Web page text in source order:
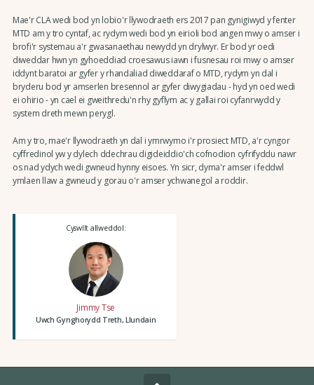
Mae'r CLA wedi bod yn lobïo'r llywodraeth ers 2017 pan gynigiwyd y fenter
MTD am y tro cyntaf, ac rydym wedi bod yn eirioli bod angen mwy o amser i
brofi'r systemau a'r gwasanaethau newydd yn drylwyr. Er bod yr oedi
diweddar hwn yn gyhoeddiad croesawus iawn i fusnesau roi mwy o amser
iddynt baratoi ar gyfer y rhandaliad diweddaraf o MTD, rydym yn dal i
bryderu bod yr amserlen bresennol ar gyfer diwygiadau - hyd yn oed wedi
ei ohirio - yn cael ei gweithredu'n rhy gyflym ac y gallai roi cyfanrwydd y
system dreth mewn perygl.
Am y tro, mae'r llywodraeth yn dal i ymrwymo i'r prosiect MTD, a'r cyngor
cyffredinol yw y dylech ddechrau digideiddio'ch cofnodion cyfrifyddu nawr
os nad ydych wedi gwneud hynny eisoes. Yn sicr, dyma'r amser i feddwl
ymlaen llaw a gwneud y gorau o'r amser ychwanegol a roddir.
Cyswllt allweddol:
Jimmy Tse
Uwch Gynghorydd Treth, Llundain